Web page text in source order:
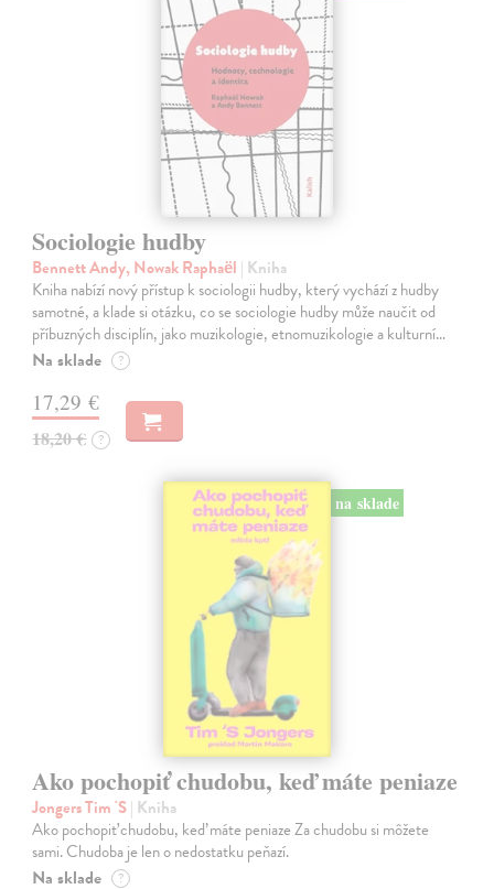
Sociologie hudby
Bennett Andy, Nowak Raphaël | Kniha
Kniha nabízí nový přístup k sociologii hudby, který vychází z hudby
samotné, a klade si otázku, co se sociologie hudby může naučit od
příbuzných disciplín, jako muzikologie, etnomuzikologie a kulturní…
Na sklade ?
17,29 €
18,20 € ?
na sklade
Ako pochopiť chudobu, keď máte peniaze
Jongers Tim 'S| Kniha
Ako pochopiť chudobu, keď máte peniaze Za chudobu si môžete
sami. Chudoba je len o nedostatku peňazí.
Na sklade ?